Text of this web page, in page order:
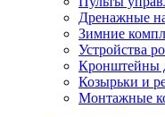
Дренажные
Зимние
Устройства
Кронштейны
Козырьки и
Монтажные